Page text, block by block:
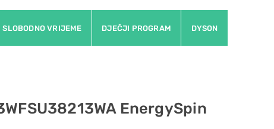
SLOBODNO VRIJEME DJEČJI PROGRAM DYSON
EnergySpin